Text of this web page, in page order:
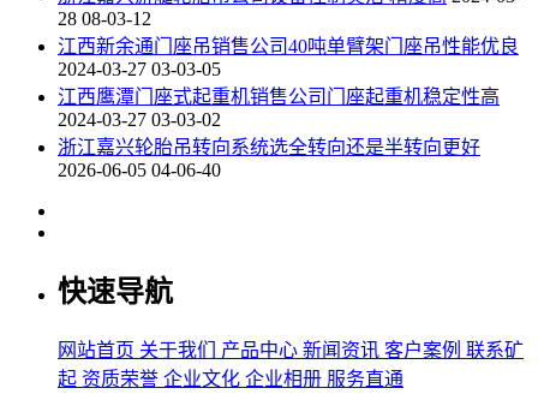
28 08-03-12
江西新余通门座吊销售公司40吨单臂架门座吊性能优良
2024-03-27 03-03-05
江西鹰潭门座式起重机销售公司门座起重机稳定性高
2024-03-27 03-03-02
浙江嘉兴轮胎吊转向系统选全转向还是半转向更好
2026-06-05 04-06-40
快速导航
网站首页 关于我们 产品中心 新闻资讯 客户案例 联系矿
起 资质荣誉 企业文化 企业相册 服务直通